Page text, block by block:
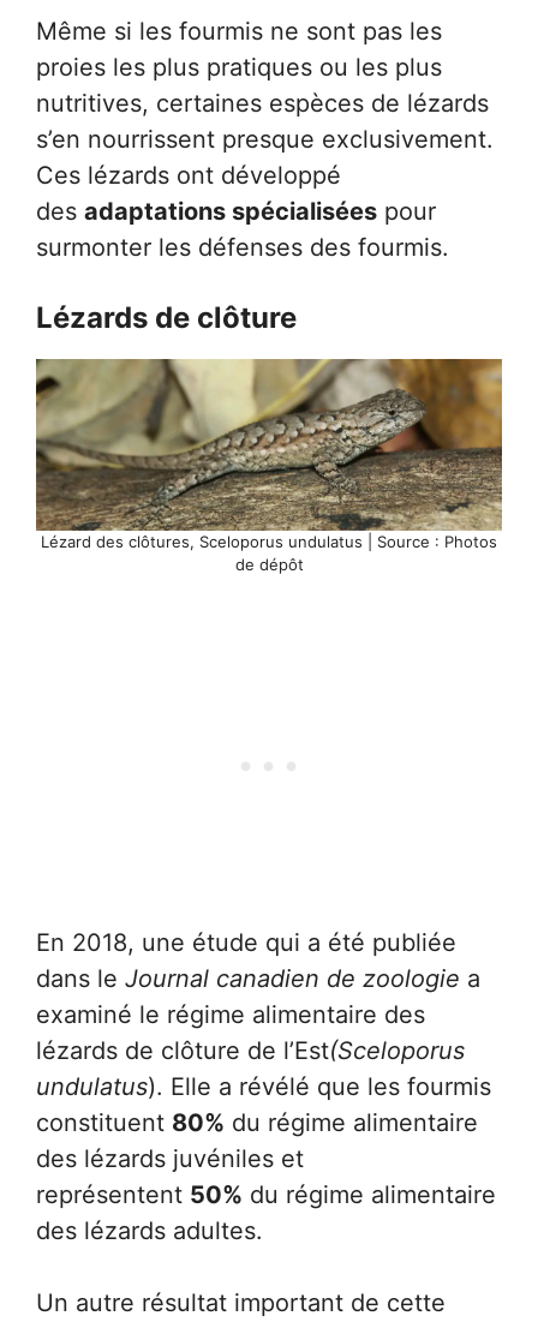
Même si les fourmis ne sont pas les
proies les plus pratiques ou les plus
nutritives, certaines espèces de lézards
s’en nourrissent presque exclusivement.
Ces lézards ont développé
des adaptations spécialisées pour
surmonter les défenses des fourmis.
Lézards de clôture
Lézard des clôtures, Sceloporus undulatus | Source : Photos
de dépôt
En 2018, une étude qui a été publiée
dans le Journal canadien de zoologie a
examiné le régime alimentaire des
lézards de clôture de l’Est(Sceloporus
undulatus). Elle a révélé que les fourmis
constituent 80% du régime alimentaire
des lézards juvéniles et
représentent 50% du régime alimentaire
des lézards adultes.
Un autre résultat important de cette